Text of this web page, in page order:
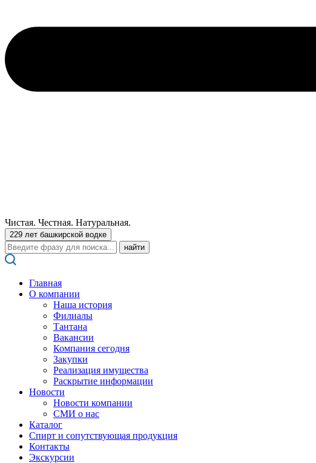
Чистая. Честная. Натуральная.
229 лет башкирской водке
Поиск:
Главная
О компании
Наша история
Филиалы
Тантана
Вакансии
Компания сегодня
Закупки
Реализация имущества
Раскрытие информации
Новости
Новости компании
СМИ о нас
Каталог
Спирт и сопутствующая продукция
Контакты
Экскурсии